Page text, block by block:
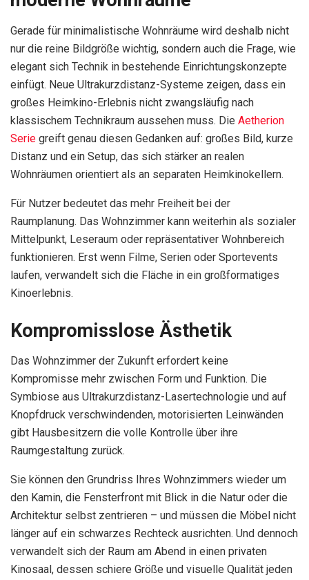
Gerade für minimalistische Wohnräume wird deshalb nicht
nur die reine Bildgröße wichtig, sondern auch die Frage, wie
elegant sich Technik in bestehende Einrichtungskonzepte
einfügt. Neue Ultrakurzdistanz-Systeme zeigen, dass ein
großes Heimkino-Erlebnis nicht zwangsläufig nach
klassischem Technikraum aussehen muss. Die Aetherion
Serie greift genau diesen Gedanken auf: großes Bild, kurze
Distanz und ein Setup, das sich stärker an realen
Wohnräumen orientiert als an separaten Heimkinokellern.
Für Nutzer bedeutet das mehr Freiheit bei der
Raumplanung. Das Wohnzimmer kann weiterhin als sozialer
Mittelpunkt, Leseraum oder repräsentativer Wohnbereich
funktionieren. Erst wenn Filme, Serien oder Sportevents
laufen, verwandelt sich die Fläche in ein großformatiges
Kinoerlebnis.
Kompromisslose Ästhetik
Das Wohnzimmer der Zukunft erfordert keine
Kompromisse mehr zwischen Form und Funktion. Die
Symbiose aus Ultrakurzdistanz-Lasertechnologie und auf
Knopfdruck verschwindenden, motorisierten Leinwänden
gibt Hausbesitzern die volle Kontrolle über ihre
Raumgestaltung zurück.
Sie können den Grundriss Ihres Wohnzimmers wieder um
den Kamin, die Fensterfront mit Blick in die Natur oder die
Architektur selbst zentrieren – und müssen die Möbel nicht
länger auf ein schwarzes Rechteck ausrichten. Und dennoch
verwandelt sich der Raum am Abend in einen privaten
Kinosaal, dessen schiere Größe und visuelle Qualität jeden